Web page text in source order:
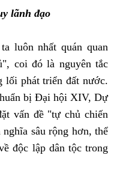
lãnh đạo
luôn nhất quán quan
coi đó là nguyên tắc
lối phát triển đất nước.
bị Đại hội XIV, Dự
vấn đề "tự chủ chiến
sâu rộng hơn, thể
độc lập dân tộc trong